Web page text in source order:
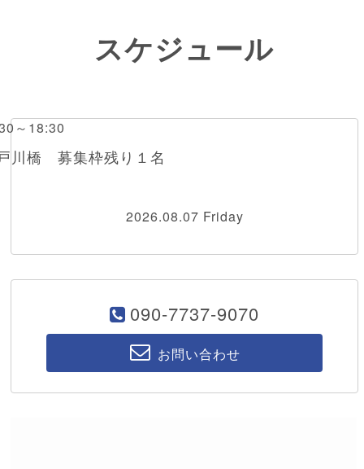
スケジュール
～18:30
橋 募集枠残り１名
2026.08.07 Friday
090-7737-9070
お問い合わせ